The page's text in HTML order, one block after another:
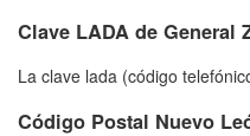
Clave LADA de General
La clave lada (código
Código Postal Nuevo